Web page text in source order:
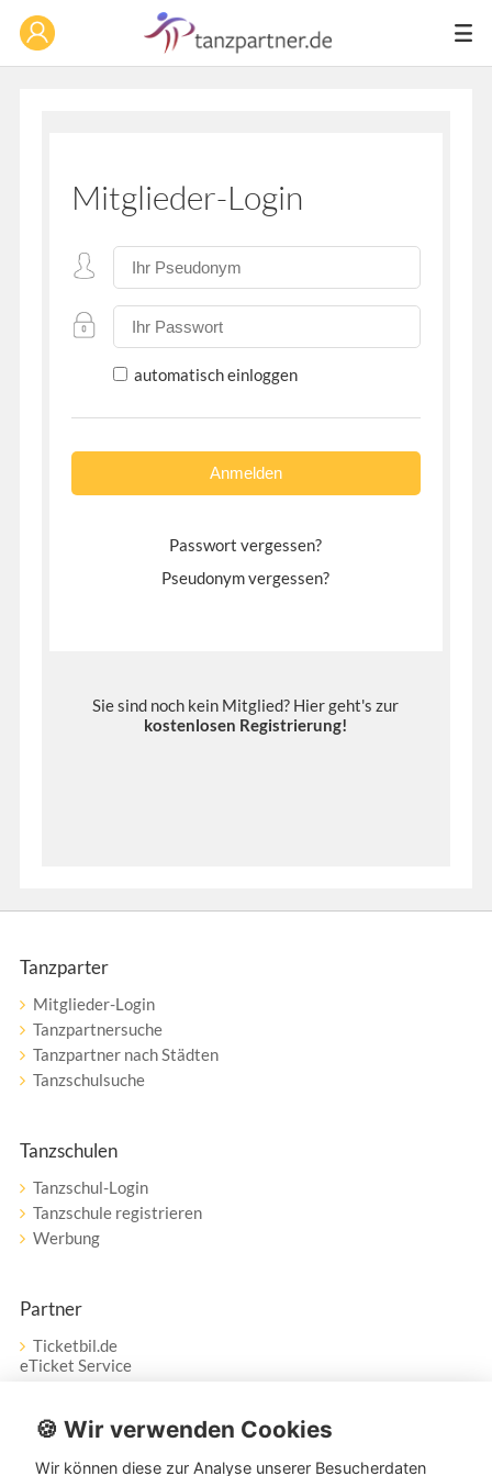
Mitglieder-Login
automatisch einloggen
Passwort vergessen?
Pseudonym vergessen?
Sie sind noch kein Mitglied? Hier geht's zur
kostenlosen Registrierung!
Tanzparter
Mitglieder-Login
Tanzpartnersuche
Tanzpartner nach Städten
Tanzschulsuche
Tanzschulen
Tanzschul-Login
Tanzschule registrieren
Werbung
Partner
Ticketbil.de
eTicket Service
Vertrag widerrufen
🍪 Wir verwenden Cookies
Wir können diese zur Analyse unserer Besucherdaten